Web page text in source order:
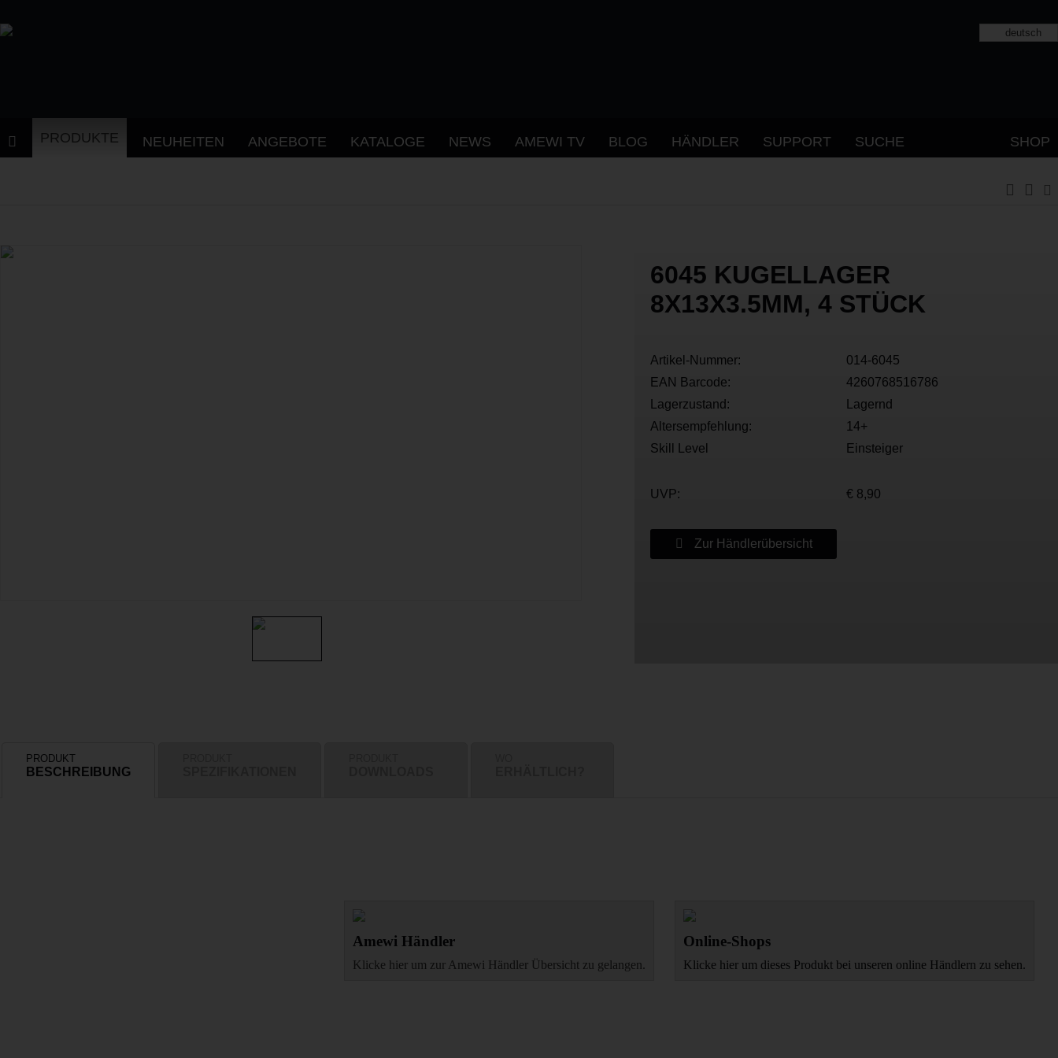
deutsch
PRODUKTE NEUHEITEN ANGEBOTE KATALOGE NEWS AMEWI TV BLOG HÄNDLER SUPPORT SUCHE SHOP
6045 KUGELLAGER
8X13X3.5MM, 4 STÜCK
Artikel-Nummer:
014-6045
EAN Barcode:
4260768516786
Lagerzustand:
Lagernd
Altersempfehlung:
14+
Skill Level
Einsteiger
UVP: € 8,90
Zur Händlerübersicht
PRODUKT
BESCHREIBUNG
Amewi Händler
Klicke hier um zur Amewi Händler Übersicht zu gelangen.
Online-Shops
Klicke hier um dieses Produkt bei unseren online Händlern zu sehen.